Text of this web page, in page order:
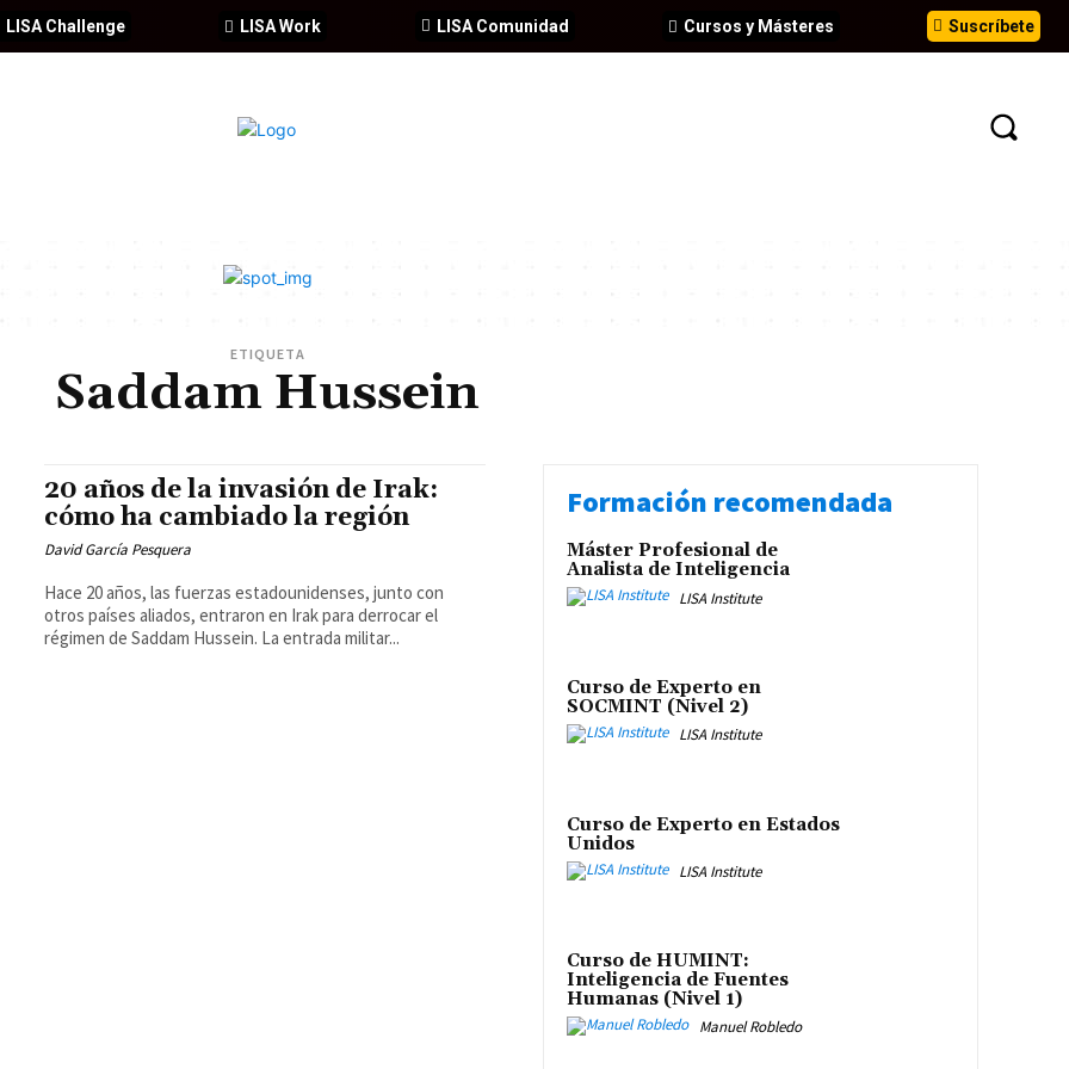
Suscríbete
Cursos y Másteres
LISA Comunidad
LISA Work
LISA Challenge
ETIQUETA
Saddam Hussein
20 años de la invasión de Irak:
cómo ha cambiado la región
David García Pesquera
Hace 20 años, las fuerzas estadounidenses, junto con
otros países aliados, entraron en Irak para derrocar el
régimen de Saddam Hussein. La entrada militar...
Formación recomendada
Máster Profesional de
Analista de Inteligencia
LISA Institute
Curso de Experto en
SOCMINT (Nivel 2)
LISA Institute
Curso de Experto en Estados
Unidos
LISA Institute
Curso de HUMINT:
Inteligencia de Fuentes
Humanas (Nivel 1)
Manuel Robledo